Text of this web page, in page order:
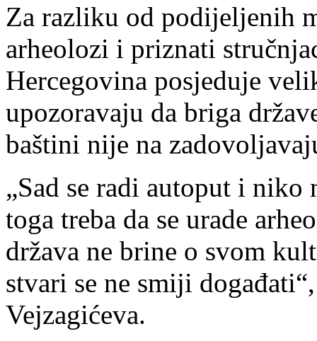
Za razliku od podijeljenih
arheolozi i priznati
Hercegovina posjeduje
upozoravaju da briga
baštini nije na
„Sad se radi autoput i
toga treba da se urade
država ne brine o svom
stvari se ne smiji
Vejzagićeva.